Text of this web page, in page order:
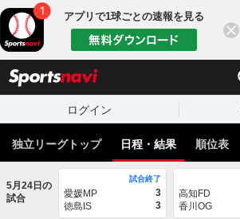
アプリで1球ごとの速報を見る
ログイン
独立リーグトップ 日程・結果 順位表
5月24日の
試合
試合終了
愛媛MP
3
徳島IS
3
高知FD
香川OG